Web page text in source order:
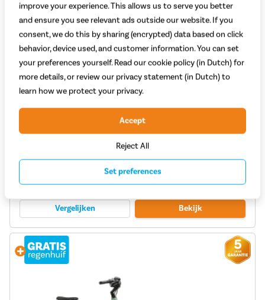
Urban Arrow Family Classic 50 2026
Type aandrijving: Ketting
4.499,-
Vergelijken Bekijk
improve your experience. This allows us to serve you better
and ensure you see relevant ads outside our website. If you
consent, we do this by sharing (encrypted) data based on click
behavior, device used, and customer information. You can set
your preferences yourself. Read our cookie policy (in Dutch) for
more details, or review our privacy statement (in Dutch) to
learn how we protect your privacy.
Reject All
Accept
Set preferences